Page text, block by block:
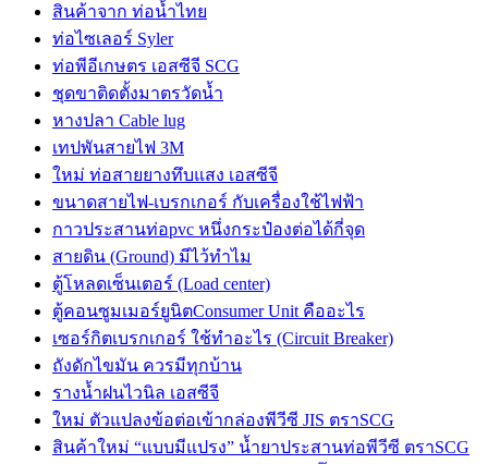
สินค้าจาก ท่อน้ำไทย
ท่อไซเลอร์ Syler
ท่อพีอีเกษตร เอสซีจี SCG
ชุดขาติดตั้งมาตรวัดน้ำ
หางปลา Cable lug
เทปพันสายไฟ 3M
ใหม่ ท่อสายยางทึบแสง เอสซีจี
ขนาดสายไฟ-เบรกเกอร์ กับเครื่องใช้ไฟฟ้า
กาวประสานท่อpvc หนึ่งกระป๋องต่อได้กี่จุด
สายดิน (Ground) มีไว้ทำไม
ตู้โหลดเซ็นเตอร์ (Load center)
ตู้คอนซูมเมอร์ยูนิตConsumer Unit คืออะไร
เซอร์กิตเบรกเกอร์ ใช้ทำอะไร (Circuit Breaker)
ถังดักไขมัน ควรมีทุกบ้าน
รางน้ำฝนไวนิล เอสซีจี
ใหม่ ตัวแปลงข้อต่อเข้ากล่องพีวีซี JIS ตราSCG
สินค้าใหม่ “แบบมีแปรง” น้ำยาประสานท่อพีวีซี ตราSCG